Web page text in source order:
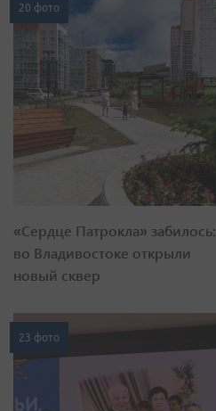
20 фото
«Сердце Патрокла» забилось:
во Владивостоке открыли
новый сквер
23 фото